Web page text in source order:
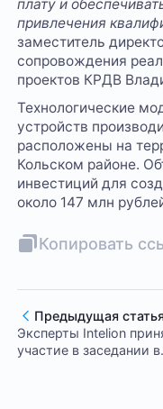
плату и
привлечения
заместитель
сопровождения
проектов КРДВ
Технологические
устройств
расположены на
Кольском районе.
инвестиций для
около 147 млн
Копировать
Предыдущая статья
Эксперты Intelion
участие в заседании в